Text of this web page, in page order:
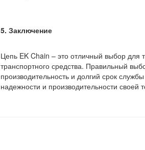
5. Заключение
Цепь EK Chain – это отличный выбор для
транспортного средства. Правильный
производительность и долгий срок
надежности и производительности своей